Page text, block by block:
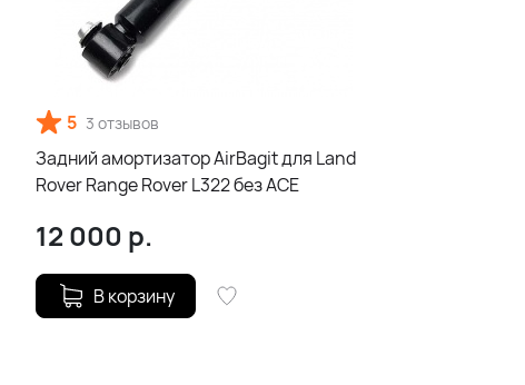
5 3 отзывов
Задний амортизатор AirBagit для Land
Rover Range Rover L322 без ACE
12 000 р.
В корзину